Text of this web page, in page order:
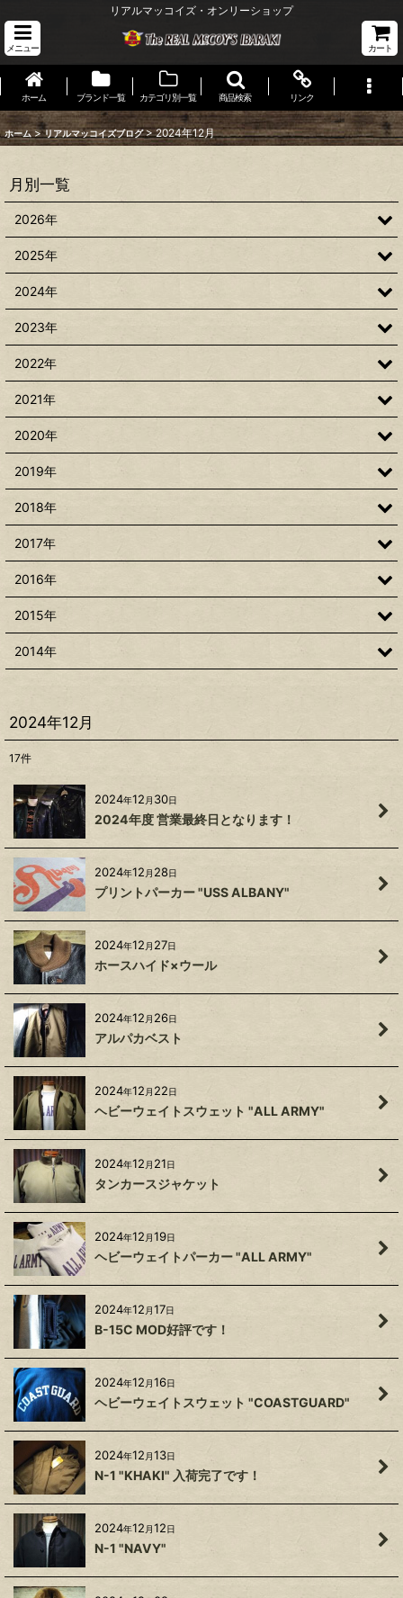
リアルマッコイズ・オンリーショップ
メニュー カート
ホーム ブランド一覧 カテゴリ別一覧 商品検索 リンク
ホーム > リアルマッコイズブログ > 2024年12月
2024年12月
17件
2024年12 月 30日
2024年度 営業最終日となります！
2024年12 月 28日
プリントパーカー "USS ALBANY"
2024年12 月 27日
ホースハイド×ウール
2024年12 月 26日
アルパカベスト
2024年12 月 22日
ヘビーウェイトスウェット "ALL ARMY"
2024年12 月 21日
タンカースジャケット
2024年12 月19日
ヘビーウェイトパーカー "ALL ARMY"
2024年12 月17日
B-15C MOD好評です！
2024年12 月16日
ヘビーウェイトスウェット "COASTGUARD"
2024年12 月13日
N-1 "KHAKI" 入荷完了です！
2024年12 月12日
N-1 "NAVY"
月別一覧
2026年
2025年
2024年
2023年
2022年
2021年
2020年
2019年
2018年
2017年
2016年
2015年
2014年